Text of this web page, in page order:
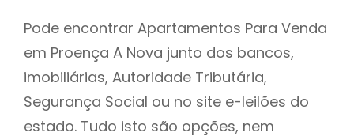
Pode encontrar Apartamentos Para Venda
em Proença A Nova junto dos bancos,
imobiliárias, Autoridade Tributária,
Segurança Social ou no site e-leilões do
estado. Tudo isto são opções, nem